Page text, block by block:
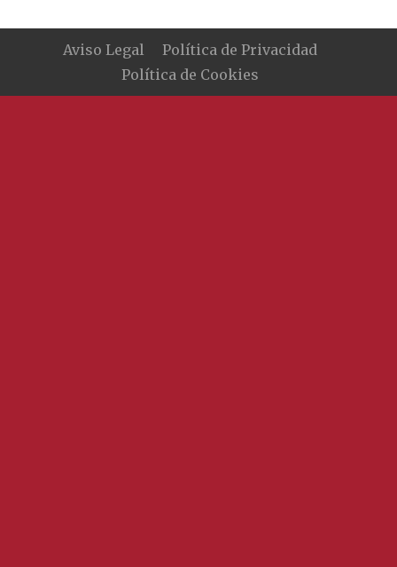
Aviso Legal
Política de Privacidad
Política de Cookies